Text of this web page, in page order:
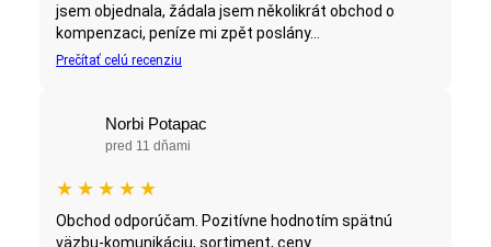
jsem objednala, žádala jsem několikrát obchod o
kompenzaci, peníze mi zpět poslány...
Prečítať celú recenziu
Norbi Potapac
pred 11 dňami
★ ★ ★ ★ ★
Obchod odporúčam. Pozitívne hodnotím spätnú
väzbu-komunikáciu, sortiment, ceny